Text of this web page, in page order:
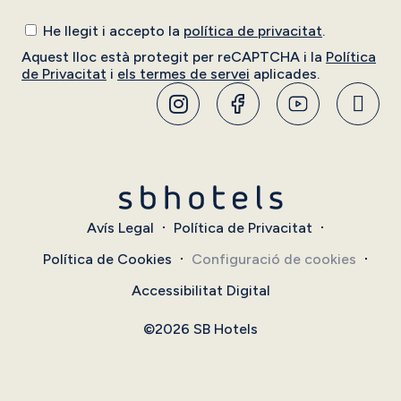
He llegit i accepto la política de privacitat.
Aquest lloc està protegit per reCAPTCHA i la Política
de Privacitat i els termes de servei aplicades.
Avís Legal
Política de Privacitat
Política de Cookies
Configuració de cookies
Accessibilitat Digital
©2026 SB Hotels